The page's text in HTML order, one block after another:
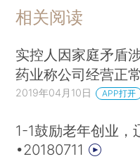
相关阅读
实控人因家庭矛盾
药业称公司经营正常
2019年04月10日 APP打开
1-1鼓励老年创业，
•20180711